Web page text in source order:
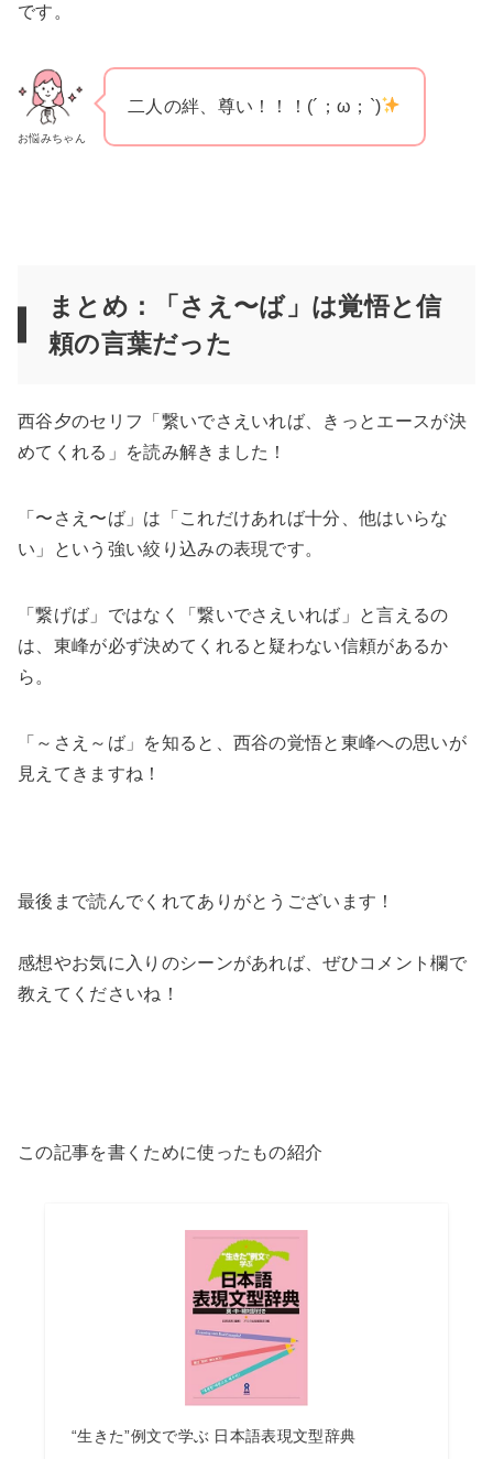
です。
お悩みちゃん
二人の絆、尊い！！！(´；ω；`)
まとめ：「さえ〜ば」は覚悟と信
頼の言葉だった
西谷夕のセリフ「繋いでさえいれば、きっとエースが決
めてくれる」を読み解きました！
「〜さえ〜ば」は「これだけあれば十分、他はいらな
い」という強い絞り込みの表現です。
「繋げば」ではなく「繋いでさえいれば」と言えるの
は、東峰が必ず決めてくれると疑わない信頼があるか
ら。
「～さえ～ば」を知ると、西谷の覚悟と東峰への思いが
見えてきますね！
最後まで読んでくれてありがとうございます！
感想やお気に入りのシーンがあれば、ぜひコメント欄で
教えてくださいね！
この記事を書くために使ったもの紹介
“生きた”例文で学ぶ 日本語表現文型辞典